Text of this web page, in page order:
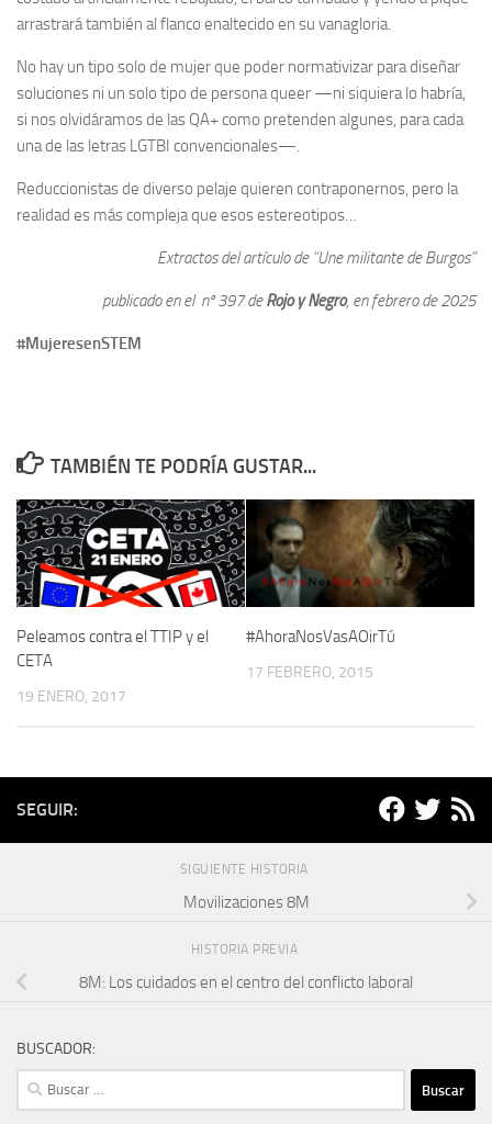
arrastrará también al flanco enaltecido en su vanagloria.
No hay un tipo solo de mujer que poder normativizar para diseñar
soluciones ni un solo tipo de persona queer —ni siquiera lo habría,
si nos olvidáramos de las QA+ como pretenden algunes, para cada
una de las letras LGTBI convencionales—.
Reduccionistas de diverso pelaje quieren contraponernos, pero la
realidad es más compleja que esos estereotipos…
Extractos del artículo de “Une militante de Burgos”
publicado en el nº 397 deRojo y Negro, en febrero de 2025
#MujeresenSTEM
TAMBIÉN TE PODRÍA GUSTAR...
Peleamos contra el TTIP y el
CETA
19 ENERO, 2017
#AhoraNosVasAOirTú
17 FEBRERO, 2015
SEGUIR:
SIGUIENTE HISTORIA
Movilizaciones 8M
HISTORIA PREVIA
8M: Los cuidados en el centro del conflicto laboral
BUSCADOR:
Buscar: